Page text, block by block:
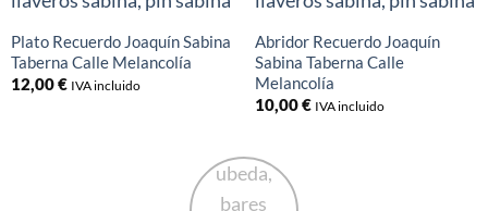
Plato Recuerdo Joaquín Sabina
Taberna Calle Melancolía
12,00€ IVA incluido
Abridor Recuerdo Joaquín
Sabina Taberna Calle
Melancolía
10,00€ IVA incluido